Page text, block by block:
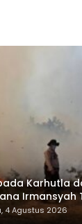
Karhutla
Irmansyah
Komunitas
4 Agustus 2026